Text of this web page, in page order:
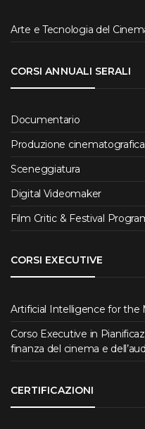
Arte e Tecnologia del
CORSI ANNUALI SERALI
Documentario
Produzione cinematografica
Sceneggiatura
Digital Videomaker
Film Critic & Festival
CORSI EXECUTIVE
Artificial Intelligence for the
Corso Executive in
finanza del cinema e
CERTIFICAZIONI